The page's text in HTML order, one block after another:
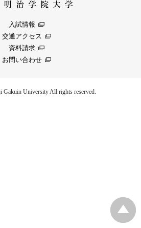
入試情報
交通アクセス
資料請求
お問い合わせ
University All rights reserved.